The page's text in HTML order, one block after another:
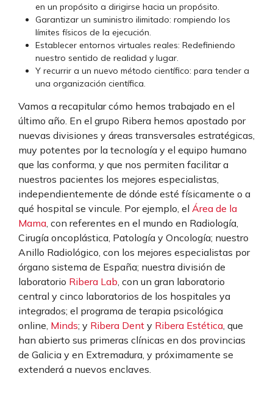
en un propósito a dirigirse hacia un propósito.
Garantizar un suministro ilimitado: rompiendo los
límites físicos de la ejecución.
Establecer entornos virtuales reales: Redefiniendo
nuestro sentido de realidad y lugar.
Y recurrir a un nuevo método científico: para tender a
una organización científica.
Vamos a recapitular cómo hemos trabajado en el
último año. En el grupo Ribera hemos apostado por
nuevas divisiones y áreas transversales estratégicas,
muy potentes por la tecnología y el equipo humano
que las conforma, y que nos permiten facilitar a
nuestros pacientes los mejores especialistas,
independientemente de dónde esté físicamente o a
qué hospital se vincule. Por ejemplo, el Área de la
Mama , con referentes en el mundo en Radiología,
Cirugía oncoplástica, Patología y Oncología; nuestro
Anillo Radiológico, con los mejores especialistas por
órgano sistema de España; nuestra división de
laboratorio Ribera Lab , con un gran laboratorio
central y cinco laboratorios de los hospitales ya
integrados; el programa de terapia psicológica
online, Minds; y Ribera Dent y Ribera Estética , que
han abierto sus primeras clínicas en dos provincias
de Galicia y en Extremadura, y próximamente se
extenderá a nuevos enclaves.